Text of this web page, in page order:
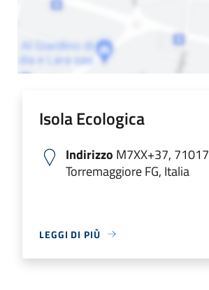
Isola Ecologica
Indirizzo M7XX+37, 71017
Torremaggiore FG, Italia
LEGGI DI PIÙ